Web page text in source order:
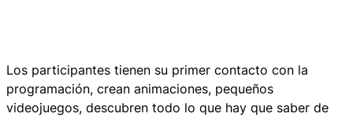
Los participantes tienen su primer contacto con la
programación, crean animaciones, pequeños
videojuegos, descubren todo lo que hay que saber de